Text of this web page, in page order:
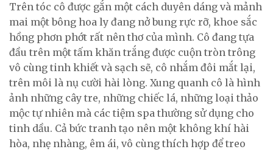
Trên tóc cô được gắn một cách duyên dáng và mảnh
mai một bông hoa ly đang nở bung rực rỡ, khoe sắc
hồng phơn phớt rất nên thơ của mình. Cô đang tựa
đầu trên một tấm khăn trắng được cuộn tròn trông
vô cùng tinh khiết và sạch sẽ, cô nhắm đôi mắt lại,
trên môi là nụ cười hài lòng. Xung quanh cô là hình
ảnh những cây tre, những chiếc lá, những loại thảo
mộc tự nhiên mà các tiệm spa thường sử dụng cho
tinh dầu. Cả bức tranh tạo nên một không khí hài
hòa, nhẹ nhàng, êm ái, vô cùng thích hợp để treo